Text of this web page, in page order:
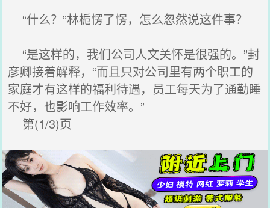
“什么？”林栀愣了愣，怎么忽然说这件事？
“是这样的，我们公司人文关怀是很强的。”封
彦卿接着解释，“而且只对公司里有两个职工的
家庭才有这样的福利待遇，员工每天为了通勤睡
不好，也影响工作效率。”
第(1/3)页